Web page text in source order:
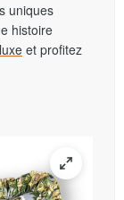
uniques
histoire
et profitez